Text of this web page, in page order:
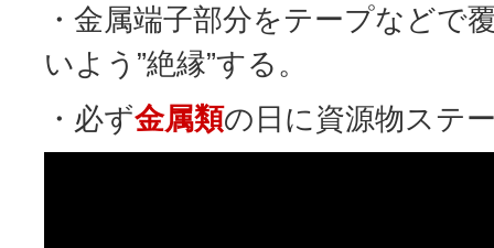
・金属端子部分をテープなどで
いよう”絶縁”する。
・必ず金属類の日に資源物ステ